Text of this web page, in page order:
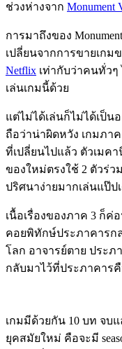
ช่วงห่างจาก Monument
การมาถึงของ
เปลี่ยนจากการขายเกม
Netflix เท่ากับว่าคนทั่ว
เล่นเกมนี้ด้วย
แต่ไม่ได้เล่นก็ไม่ได้เป็น
ถือว่าน่าผิดหวัง เกมภา
ที่เปลี่ยนไปแล้ว ตัวเมค
ของใหม่ตรงใช้ 2 ตัวร่ว
ปริศนาง่ายมากเล่นแป๊ป
เนื้อเรื่องของภาค 3 ก็ค่
คอยพิทักษ์ประภาคารก
โลก อาจารย์ตาย ประภ
กลับมาไว้ที่ประภาคาร
เกมมีด้วยกัน 10 บท จบ
ยุคสมัยใหม่ คือจะมี